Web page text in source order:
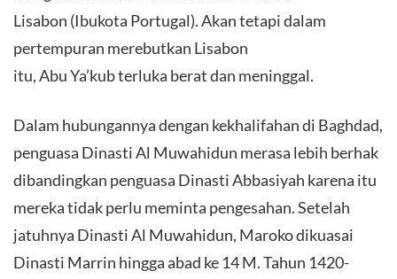
Lisabon (Ibukota Portugal). Akan tetapi dalam
pertempuran merebutkan Lisabon
itu, Abu Ya’kub terluka berat dan meninggal.
Dalam hubungannya dengan kekhalifahan di Baghdad,
penguasa Dinasti Al Muwahidun merasa lebih berhak
dibandingkan penguasa Dinasti Abbasiyah karena itu
mereka tidak perlu meminta pengesahan. Setelah
jatuhnya Dinasti Al Muwahidun, Maroko dikuasai
Dinasti Marrin hingga abad ke 14 M. Tahun 1420-